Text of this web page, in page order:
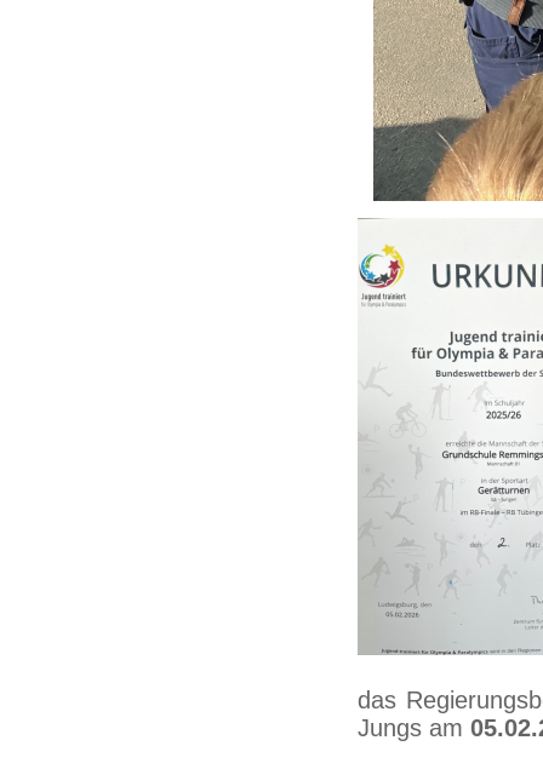
das
Jungs am